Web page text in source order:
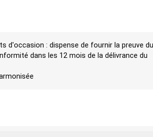
d'occasion : dispense de fournir la preuve du
dans les 12 mois de la délivrance du